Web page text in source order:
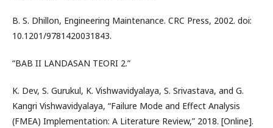
B. S. Dhillon, Engineering Maintenance. CRC Press, 2002. doi:
10.1201/9781420031843.
“BAB II LANDASAN TEORI 2.”
K. Dev, S. Gurukul, K. Vishwavidyalaya, S. Srivastava, and G.
Kangri Vishwavidyalaya, “Failure Mode and Effect Analysis
(FMEA) Implementation: A Literature Review,” 2018. [Online].